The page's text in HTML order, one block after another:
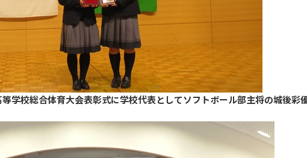
学校総合体育大会表彰式に学校代表としてソフトボール部主将の城後彩